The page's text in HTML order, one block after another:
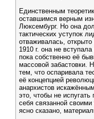
Единственным
оставшимся верным
Люксембург. Но она
тактических уступок
отваживалась,
1910 г. она не
пока собственно её
массовой забастовки.
тем, что оспаривала
её концепцией
анархистов
это, чтобы не
себя связанной
ясно сказано,